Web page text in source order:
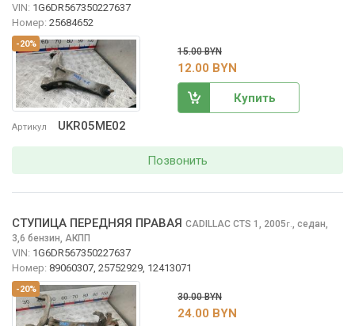
-20%
Артикул UKR05ME02
VIN: 1G6DR567350227637
Номер: 25684652
15.00 BYN
12.00 BYN
Купить
Позвонить
-20%
СТУПИЦА ПЕРЕДНЯЯ ПРАВАЯ CADILLAC CTS 1, 2005г., седан,
3,6 бензин, АКПП
VIN: 1G6DR567350227637
Номер: 89060307, 25752929, 12413071
30.00 BYN
24.00 BYN